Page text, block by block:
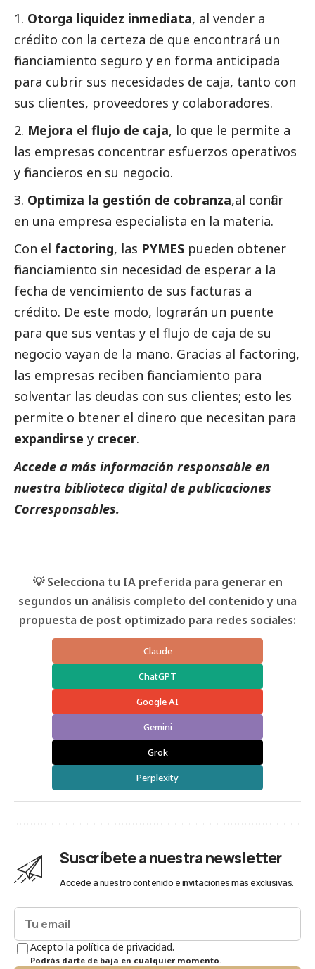
Otorga liquidez inmediata, al vender a
crédito con la certeza de que encontrará un
financiamiento seguro y en forma anticipada
para cubrir sus necesidades de caja, tanto con
sus clientes, proveedores y colaboradores.
Mejora el flujo de caja, lo que le permite a
las empresas concentrar esfuerzos operativos
y financieros en su negocio.
Optimiza la gestión de cobranza,al confiar
en una empresa especialista en la materia.
Con el factoring, las PYMES pueden obtener
financiamiento sin necesidad de esperar a la
fecha de vencimiento de sus facturas a
crédito. De este modo, lograrán un puente
para que sus ventas y el flujo de caja de su
negocio vayan de la mano. Gracias al factoring,
las empresas reciben financiamiento para
solventar las deudas con sus clientes; esto les
permite o btener el dinero que necesitan para
expandirse y crecer.
Accede a más información responsable en
nuestra biblioteca digital de publicaciones
Corresponsables.
💡 Selecciona tu IA preferida para generar en
segundos un análisis completo del contenido y una
propuesta de post optimizado para redes sociales:
Claude
ChatGPT
Google AI
Gemini
Grok
Perplexity
Suscríbete a nuestra newsletter
Accede a nuestro contenido e invitaciones más exclusivas.
Acepto la política de privacidad.
Podrás darte de baja en cualquier momento.